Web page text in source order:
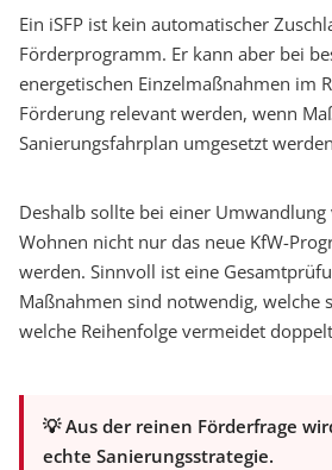
Ein iSFP ist kein automatischer
Förderprogramm. Er kann aber bei
energetischen Einzelmaßnahmen im
Förderung relevant werden, wenn
Sanierungsfahrplan umgesetzt
Deshalb sollte bei einer Umwandlung
Wohnen nicht nur das neue KfW-
werden. Sinnvoll ist eine
Maßnahmen sind notwendig, welche
welche Reihenfolge vermeidet
💡 Aus der reinen Förderfrage
echte Sanierungsstrategie.